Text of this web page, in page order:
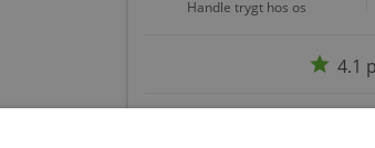
Handle trygt hos os
star 4.1